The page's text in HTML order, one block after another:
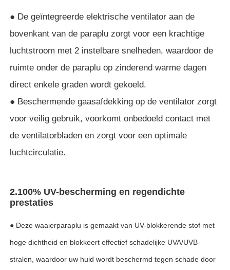
● De geïntegreerde elektrische ventilator aan de
bovenkant van de paraplu zorgt voor een krachtige
luchtstroom met 2 instelbare snelheden, waardoor de
ruimte onder de paraplu op zinderend warme dagen
direct enkele graden wordt gekoeld.
● Beschermende gaasafdekking op de ventilator zorgt
voor veilig gebruik, voorkomt onbedoeld contact met
de ventilatorbladen en zorgt voor een optimale
luchtcirculatie.
2.100% UV-bescherming en regendichte
prestaties
● Deze waaierparaplu is gemaakt van UV-blokkerende stof met
hoge dichtheid en blokkeert effectief schadelijke UVA/UVB-
stralen, waardoor uw huid wordt beschermd tegen schade door